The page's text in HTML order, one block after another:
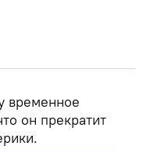
временное
он прекратит